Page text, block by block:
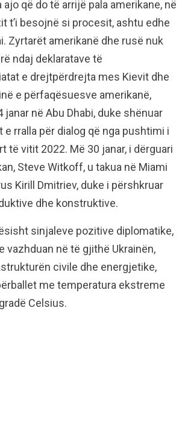
ajo që do të arrijë pala amerikane, në
t’i besojnë si procesit, ashtu edhe
Zyrtarët amerikanë dhe rusë nuk
ndaj deklaratave të
e drejtpërdrejta mes Kievit dhe
e përfaqësuesve amerikanë,
në Abu Dhabi, duke shënuar
rralla për dialog që nga pushtimi i
të vitit 2022. Më 30 janar, i dërguari
Steve Witkoff, u takua në Miami
Kirill Dmitriev, duke i përshkruar
dhe konstruktive.
sinjaleve pozitive diplomatike,
vazhduan në të gjithë Ukrainën,
civile dhe energjetike,
me temperatura ekstreme
Celsius.